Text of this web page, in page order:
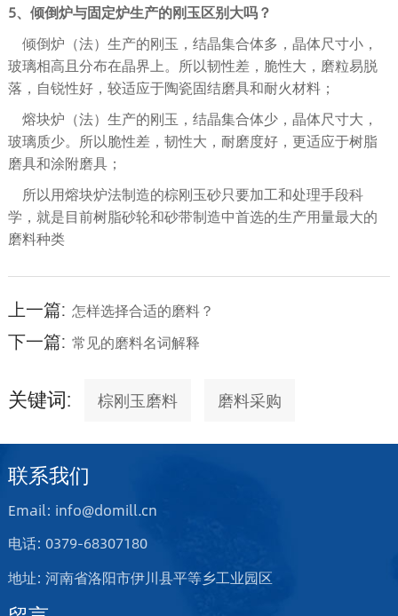
5、倾倒炉与固定炉生产的刚玉区别大吗？
倾倒炉（法）生产的刚玉，结晶集合体多，晶体尺寸小，
玻璃相高且分布在晶界上。所以韧性差，脆性大，磨粒易脱
落，自锐性好，较适应于陶瓷固结磨具和耐火材料；
熔块炉（法）生产的刚玉，结晶集合体少，晶体尺寸大，
玻璃质少。所以脆性差，韧性大，耐磨度好，更适应于树脂
磨具和涂附磨具；
所以用熔块炉法制造的棕刚玉砂只要加工和处理手段科
学，就是目前树脂砂轮和砂带制造中首选的生产用量最大的
磨料种类
上一篇: 怎样选择合适的磨料？
下一篇: 常见的磨料名词解释
关键词: 棕刚玉磨料 磨料采购
联系我们
Email: info@domill.cn
电话: 0379-68307180
地址: 河南省洛阳市伊川县平等乡工业园区